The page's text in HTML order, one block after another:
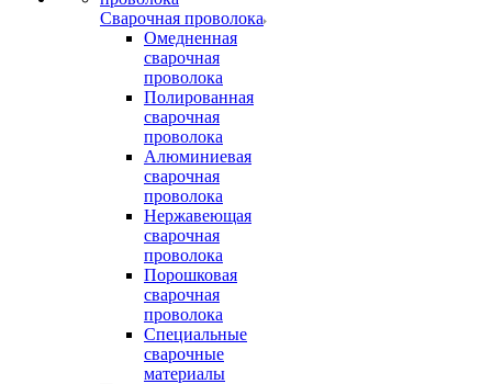
Сварочная проволока
Омедненная
сварочная
проволока
Полированная
сварочная
проволока
Алюминиевая
сварочная
проволока
Нержавеющая
сварочная
проволока
Порошковая
сварочная
проволока
Специальные
сварочные
материалы